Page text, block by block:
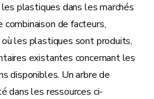
plastiques dans les marchés
de facteurs,
les plastiques sont produits,
existantes concernant les
disponibles. Un arbre de
dans les ressources ci-